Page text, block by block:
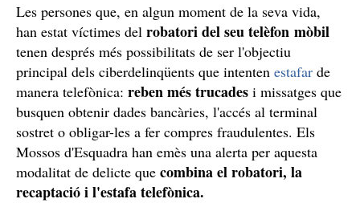
Les persones que, en algun moment de la seva vida,
han estat víctimes del robatori del seu telèfon mòbil
tenen després més possibilitats de ser l'objectiu
principal dels ciberdelinqüents que intenten estafar de
manera telefònica: reben més trucades i missatges que
busquen obtenir dades bancàries, l'accés al terminal
sostret o obligar-les a fer compres fraudulentes. Els
Mossos d'Esquadra han emès una alerta per aquesta
modalitat de delicte que combina el robatori, la
recaptació i l'estafa telefònica.